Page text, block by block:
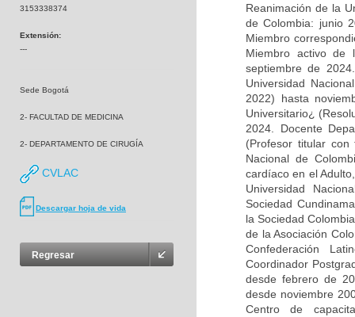
3153338374
Extensión:
---
Sede Bogotá
2- FACULTAD DE MEDICINA
2- DEPARTAMENTO DE CIRUGÍA
CVLAC
Descargar hoja de vida
Regresar
Reanimación de la
de Colombia: junio
Miembro
Miembro activo de
septiembre de
Universidad
2022) hasta
Universitario¿
2024. Docente
(Profesor titular con
Nacional de
cardíaco en el
Universidad
Sociedad
la Sociedad
de la Asociación
Confederación
Coordinador
desde febrero de
desde noviembre
Centro de